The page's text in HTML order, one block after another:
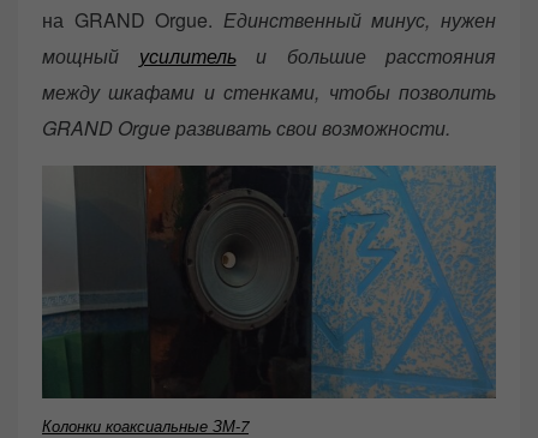
на GRAND Orgue. Единственный минус, нужен
мощный усилительи большие расстояния
между шкафами и стенками, чтобы позволить
GRAND Orgue развивать свои возможности.
Колонки коаксиальные ЗМ-7